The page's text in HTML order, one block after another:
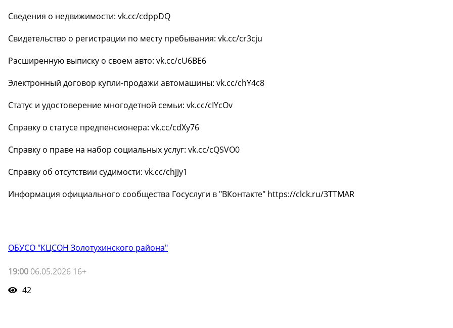
Сведения о недвижимости: vk.cc/cdppDQ
Свидетельство о регистрации по месту пребывания: vk.cc/cr3cju
Расширенную выписку о своем авто: vk.cc/cU6BE6
Электронный договор купли-продажи автомашины: vk.cc/chY4c8
Статус и удостоверение многодетной семьи: vk.cc/cIYcOv
Справку о статусе предпенсионера: vk.cc/cdXy76
Справку о праве на набор социальных услуг: vk.cc/cQSVO0
Справку об отсутствии судимости: vk.cc/chjJy1
Информация официального сообщества Госуслуги в "ВКонтакте" https://clck.ru/3TTMAR
ОБУСО "КЦСОН Золотухинского района"
19:00 06.05.2026 16+
42